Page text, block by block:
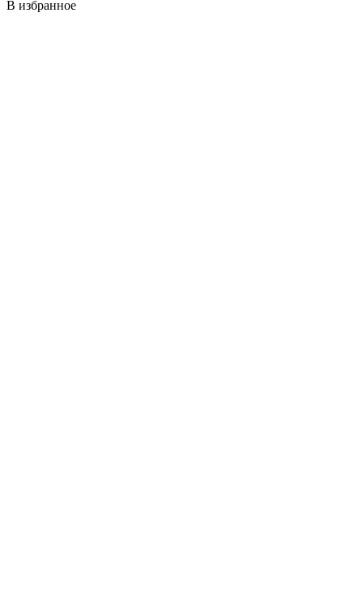
В избранное